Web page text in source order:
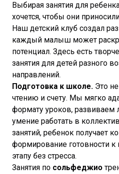
Выбирая занятия для
хочется, чтобы они
Наш детский клуб создал
каждый малыш может
потенциал. Здесь есть
занятия для детей разного
направлений.
Подготовка к школе. Это
чтению и счету. Мы мягко
формату уроков, развиваем
умение работать в
занятий, ребенок получает
формирование готовности
этапу без стресса.
Занятия по сольфеджио